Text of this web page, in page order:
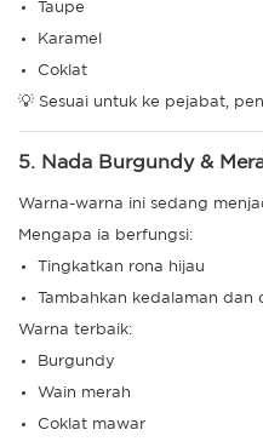
Taupe
Karamel
Coklat
💡 Sesuai untuk ke pejabat,
5. Nada Burgundy &
Warna-warna ini sedang
Mengapa ia berfungsi:
Tingkatkan rona hijau
Tambahkan kedalaman dan
Warna terbaik:
Burgundy
Wain merah
Coklat mawar